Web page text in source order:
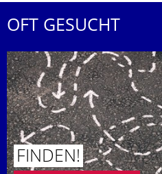
OFT GESUCHT
FINDEN!